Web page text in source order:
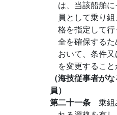
は、当該船舶
員として乗り
格を指定して
全を確保する
おいて、条件
を変更すること
（海技従事者が
員）
第二十一条 乗組